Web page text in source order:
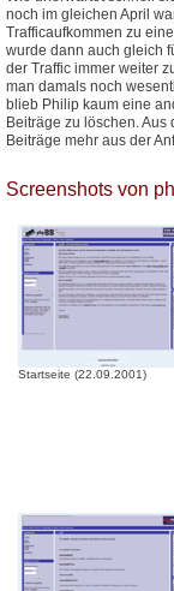
noch im gleichen April
Trafficaufkommen zu
wurde dann auch gleich
der Traffic immer weiter
man damals noch
blieb Philip kaum eine
Beiträge zu löschen.
Beiträge mehr aus der
Screenshots von
Startseite (22.09.2001)